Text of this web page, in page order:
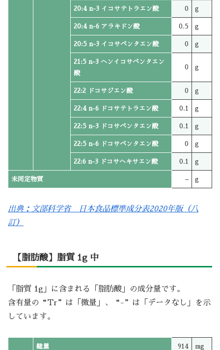
20:4 n-3 イコサテトラエン酸 0 g
20:4 n-6 アラキドン酸 0.5 g
20:5 n-3 イコサペンタエン酸 0 g
21:5 n-3 ヘンイコサペンタエン
酸
0 g
22:2 ドコサジエン酸 0 g
22:4 n-6 ドコサテトラエン酸 0.1 g
22:5 n-3 ドコサペンタエン酸 0.1 g
22:5 n-6 ドコサペンタエン酸 0 g
22:6 n-3 ドコサヘキサエン酸 0.1 g
未同定物質 – g
出典：文部科学省 日本食品標準成分表2020年版（八
訂）
【脂肪酸】脂質 1g 中
「脂質 1g」に含まれる「脂肪酸」の成分量です。
含有量の“Tr”は「微量」、“-”は「データなし」を示
しています。
総量 914 mg